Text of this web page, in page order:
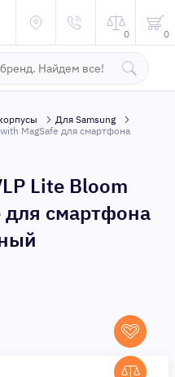
0 0
Для Samsung
MagSafe для смартфона
Lite Bloom
для смартфона